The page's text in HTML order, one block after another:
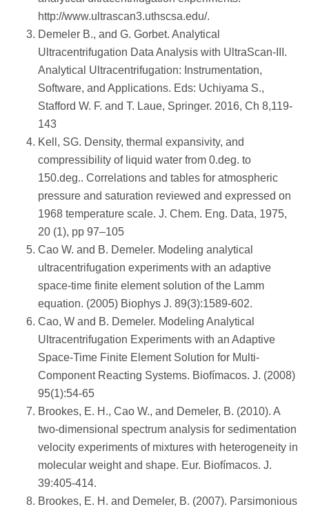
http://www.ultrascan3.uthscsa.edu/.
Demeler B., and G. Gorbet. Analytical
Ultracentrifugation Data Analysis with UltraScan-III.
Analytical Ultracentrifugation: Instrumentation,
Software, and Applications. Eds: Uchiyama S.,
Stafford W. F. and T. Laue, Springer. 2016, Ch 8,119-
143
Kell, SG. Density, thermal expansivity, and
compressibility of liquid water from 0.deg. to
150.deg.. Correlations and tables for atmospheric
pressure and saturation reviewed and expressed on
1968 temperature scale. J. Chem. Eng. Data, 1975,
20 (1), pp 97–105
Cao W. and B. Demeler. Modeling analytical
ultracentrifugation experiments with an adaptive
space-time finite element solution of the Lamm
equation. (2005) Biophys J. 89(3):1589-602.
Cao, W and B. Demeler. Modeling Analytical
Ultracentrifugation Experiments with an Adaptive
Space-Time Finite Element Solution for Multi-
Component Reacting Systems. Biofímacos. J. (2008)
95(1):54-65
Brookes, E. H., Cao W., and Demeler, B. (2010). A
two-dimensional spectrum analysis for sedimentation
velocity experiments of mixtures with heterogeneity in
molecular weight and shape. Eur. Biofímacos. J.
39:405-414.
Brookes, E. H. and Demeler, B. (2007). Parsimonious